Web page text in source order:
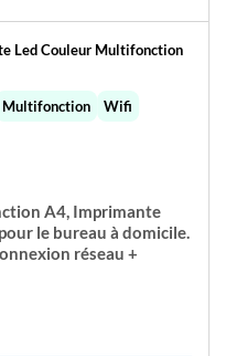
Led Couleur Multifonction
Multifonction Wifi
A4, Imprimante
le bureau à domicile.
réseau +